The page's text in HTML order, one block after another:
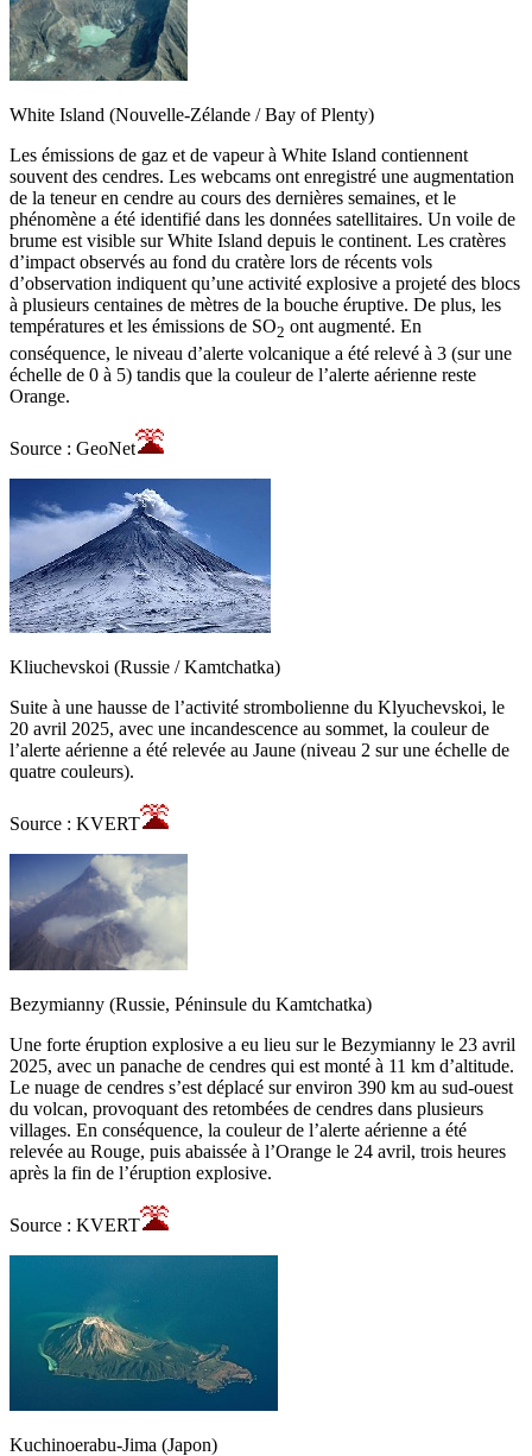
White Island (Nouvelle-Zélande / Bay of Plenty)
Les émissions de gaz et de vapeur à White Island contiennent
souvent des cendres. Les webcams ont enregistré une augmentation
de la teneur en cendre au cours des dernières semaines, et le
phénomène a été identifié dans les données satellitaires. Un voile de
brume est visible sur White Island depuis le continent. Les cratères
d’impact observés au fond du cratère lors de récents vols
d’observation indiquent qu’une activité explosive a projeté des blocs
à plusieurs centaines de mètres de la bouche éruptive. De plus, les
températures et les émissions de SO2 ont augmenté. En
conséquence, le niveau d’alerte volcanique a été relevé à 3 (sur une
échelle de 0 à 5) tandis que la couleur de l’alerte aérienne reste
Orange.
Source : GeoNet
Kliuchevskoi (Russie / Kamtchatka)
Suite à une hausse de l’activité strombolienne du Klyuchevskoi, le
20 avril 2025, avec une incandescence au sommet, la couleur de
l’alerte aérienne a été relevée au Jaune (niveau 2 sur une échelle de
quatre couleurs).
Source : KVERT
Bezymianny (Russie, Péninsule du Kamtchatka)
Une forte éruption explosive a eu lieu sur le Bezymianny le 23 avril
2025, avec un panache de cendres qui est monté à 11 km d’altitude.
Le nuage de cendres s’est déplacé sur environ 390 km au sud-ouest
du volcan, provoquant des retombées de cendres dans plusieurs
villages. En conséquence, la couleur de l’alerte aérienne a été
relevée au Rouge, puis abaissée à l’Orange le 24 avril, trois heures
après la fin de l’éruption explosive.
Source : KVERT
Kuchinoerabu-Jima (Japon)